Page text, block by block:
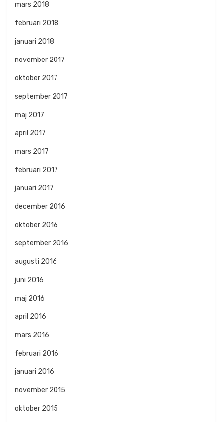
mars 2018
februari 2018
januari 2018
november 2017
oktober 2017
september 2017
maj 2017
april 2017
mars 2017
februari 2017
januari 2017
december 2016
oktober 2016
september 2016
augusti 2016
juni 2016
maj 2016
april 2016
mars 2016
februari 2016
januari 2016
november 2015
oktober 2015